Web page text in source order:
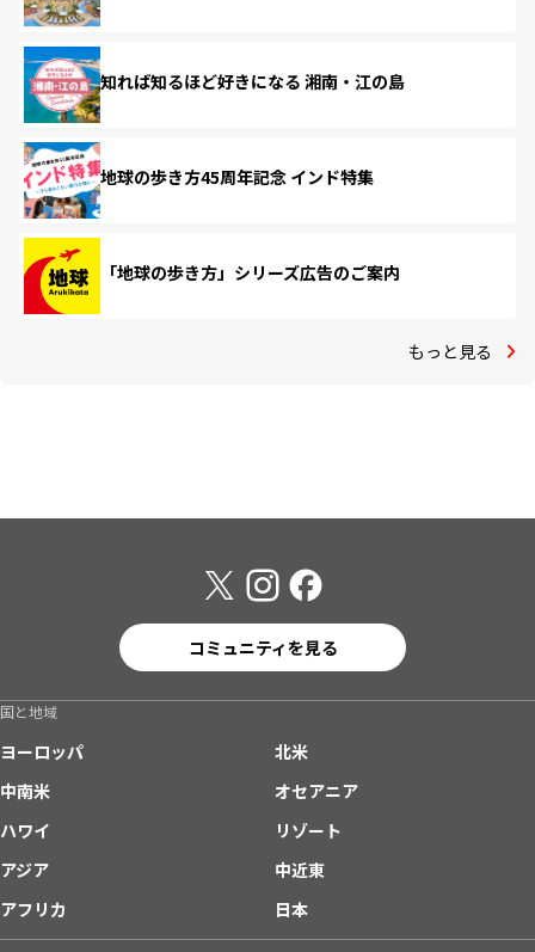
知れば知るほど好きになる 湘南・江の島
地球の歩き方45周年記念 インド特集
「地球の歩き方」シリーズ広告のご案内
もっと見る
コミュニティを見る
国と地域
ヨーロッパ
北米
中南米
オセアニア
ハワイ
リゾート
アジア
中近東
アフリカ
日本